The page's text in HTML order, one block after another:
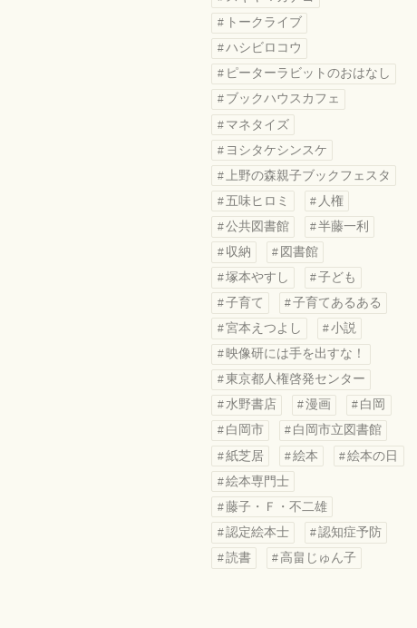
トークライブ
ハシビロコウ
ピーターラビットのおはなし
ブックハウスカフェ
マネタイズ
ヨシタケシンスケ
上野の森親子ブックフェスタ
五味ヒロミ
人権
公共図書館
半藤一利
収納
図書館
塚本やすし
子ども
子育て
子育てあるある
宮本えつよし
小説
映像研には手を出すな！
東京都人権啓発センター
水野書店
漫画
白岡
白岡市
白岡市立図書館
紙芝居
絵本
絵本の日
絵本専門士
藤子・Ｆ・不二雄
認定絵本士
認知症予防
読書
高畠じゅん子